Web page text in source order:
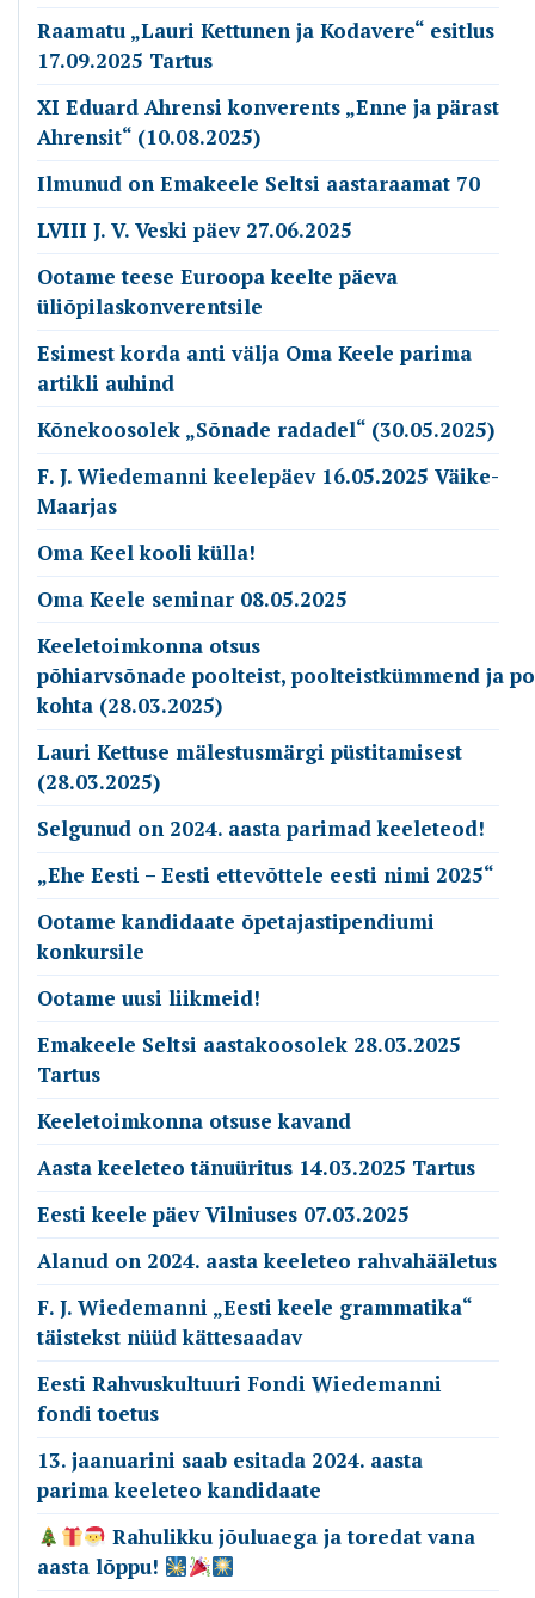
Raamatu „Lauri Kettunen ja Kodavere“ esitlus
17.09.2025 Tartus
XI Eduard Ahrensi konverents „Enne ja pärast
Ahrensit“ (10.08.2025)
Ilmunud on Emakeele Seltsi aastaraamat 70
LVIII J. V. Veski päev 27.06.2025
Ootame teese Euroopa keelte päeva
üliõpilaskonverentsile
Esimest korda anti välja Oma Keele parima
artikli auhind
Kõnekoosolek „Sõnade radadel“ (30.05.2025)
F. J. Wiedemanni keelepäev 16.05.2025 Väike-
Maarjas
Oma Keel kooli külla!
Oma Keele seminar 08.05.2025
Keeletoimkonna otsus
põhiarvsõnade poolteist, poolteistkümmend ja
kohta (28.03.2025)
Lauri Kettuse mälestusmärgi püstitamisest
(28.03.2025)
Selgunud on 2024. aasta parimad keeleteod!
„Ehe Eesti – Eesti ettevõttele eesti nimi 2025“
Ootame kandidaate õpetajastipendiumi
konkursile
Ootame uusi liikmeid!
Emakeele Seltsi aastakoosolek 28.03.2025
Tartus
Keeletoimkonna otsuse kavand
Aasta keeleteo tänuüritus 14.03.2025 Tartus
Eesti keele päev Vilniuses 07.03.2025
Alanud on 2024. aasta keeleteo rahvahääletus
F. J. Wiedemanni „Eesti keele grammatika“
täistekst nüüd kättesaadav
Eesti Rahvuskultuuri Fondi Wiedemanni
fondi toetus
13. jaanuarini saab esitada 2024. aasta
parima keeleteo kandidaate
Rahulikku jõuluaega ja toredat vana
aasta lõppu!